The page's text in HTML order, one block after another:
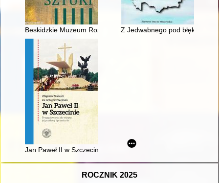
Beskidzkie Muzeum Rozproszone Diecezji Bielsko-
Z Jedwabnego pod błękitne
Jan Paweł II w Szczecinie : przygotowania do wizyty, jej
ROCZNIK 2025